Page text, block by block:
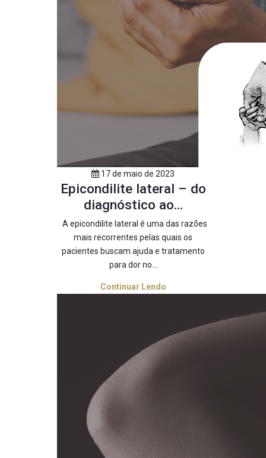
17 de maio de 2023
Epicondilite lateral – do
diagnóstico ao...
A epicondilite lateral é uma das razões
mais recorrentes pelas quais os
pacientes buscam ajuda e tratamento
para dor no...
Continuar Lendo